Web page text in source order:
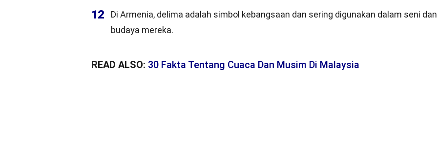
12
Di Armenia, delima adalah simbol kebangsaan dan sering digunakan dalam seni dan
budaya mereka.
READ ALSO: 30 Fakta Tentang Cuaca Dan Musim Di Malaysia